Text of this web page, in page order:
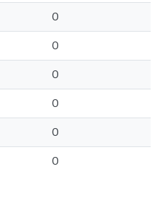
0
0
0
0
0
0